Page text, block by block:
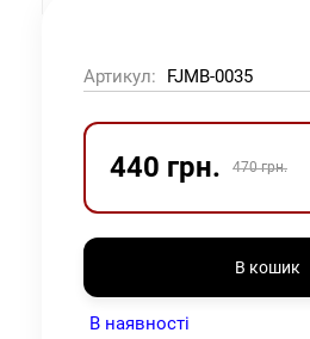
Артикул: FJMB-0035
440 грн. 470 грн.
В кошик
В наявності